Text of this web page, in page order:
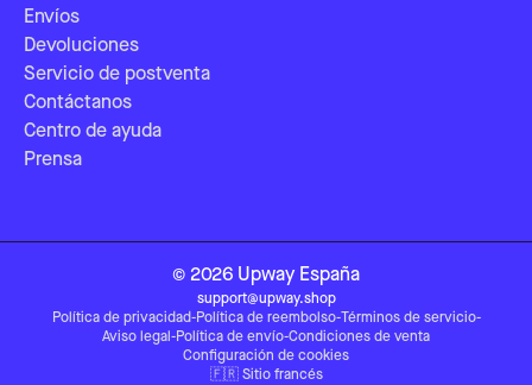
Envíos
Devoluciones
Servicio de postventa
Contáctanos
Centro de ayuda
Prensa
© 2026 Upway España
support@upway.shop
Política de privacidad-Política de reembolso-Términos de servicio-
Aviso legal -Política de envío-Condiciones de venta
Configuración de cookies
🇫🇷 Sitio francés